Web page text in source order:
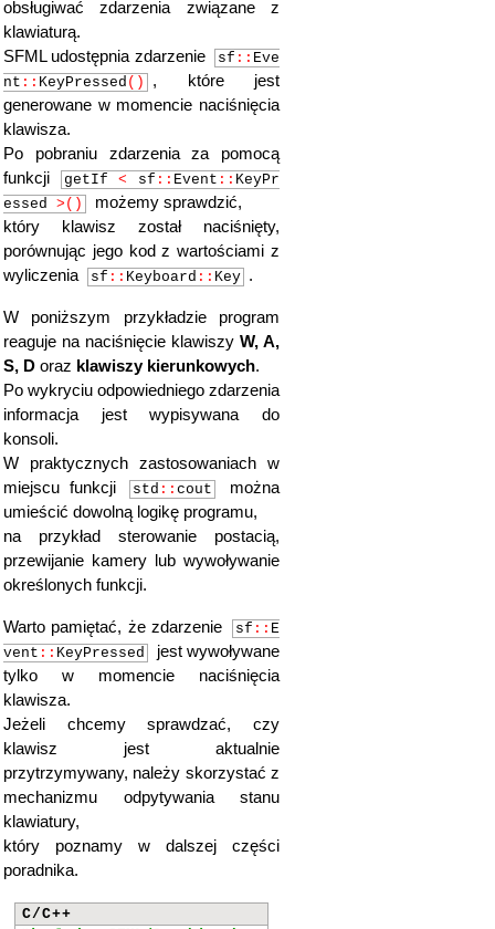
obsługiwać zdarzenia związane z
klawiaturą.
SFML udostępnia zdarzenie
sf :: Eve
nt :: KeyPressed ()
, które jest
generowane w momencie naciśnięcia
klawisza.
Po pobraniu zdarzenia za pomocą
funkcji
getIf< sf :: Event :: KeyPr
essed >()
możemy sprawdzić,
który klawisz został naciśnięty,
porównując jego kod z wartościami z
wyliczenia
sf :: Keyboard :: Key .
W poniższym przykładzie program
reaguje na naciśnięcie klawiszy W, A,
S, D oraz klawiszy kierunkowych.
Po wykryciu odpowiedniego zdarzenia
informacja jest wypisywana do
konsoli.
W praktycznych zastosowaniach w
miejscu funkcji
std ::cout
można
umieścić dowolną logikę programu,
na przykład sterowanie postacią,
przewijanie kamery lub wywoływanie
określonych funkcji.
Warto pamiętać, że zdarzenie sf :: E
vent :: KeyPressed
jest wywoływane
tylko w momencie naciśnięcia
klawisza.
Jeżeli chcemy sprawdzać, czy
klawisz jest aktualnie
przytrzymywany, należy skorzystać z
mechanizmu odpytywania stanu
klawiatury,
który poznamy w dalszej części
poradnika.
C/C++